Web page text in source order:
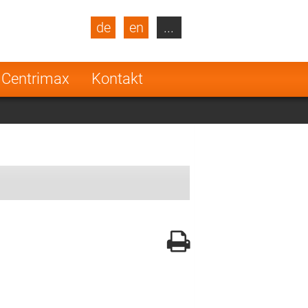
Kontakt
de en
Turkey
Netherlands
...